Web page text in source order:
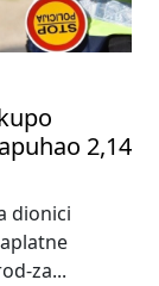
2,14
dionici
za...